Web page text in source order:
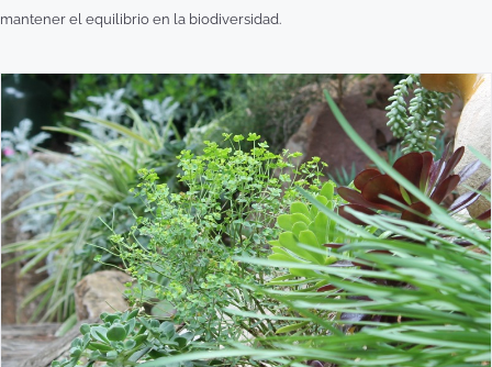
mantener el equilibrio en la biodiversidad.